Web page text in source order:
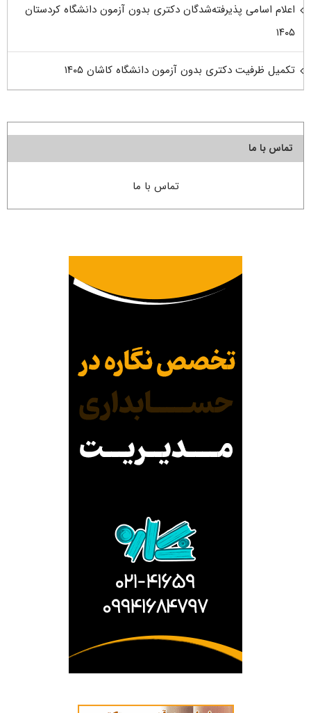
اعلام اسامی پذیرفته‌شدگان دکتری بدون آزمون دانشگاه کردستان
۱۴۰۵
تکمیل ظرفیت دکتری بدون آزمون دانشگاه کاشان ۱۴۰۵
تماس با ما
تماس با ما